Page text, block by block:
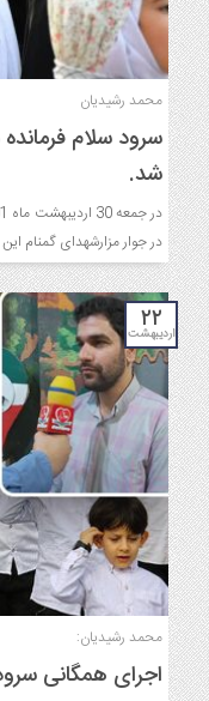
محمد رشیدیان
سرود سلام
شد.
در جوار مزارشهدای گمنام
۲۲
اردیبهشت
محمد رشیدیان:
اجرای همگانی